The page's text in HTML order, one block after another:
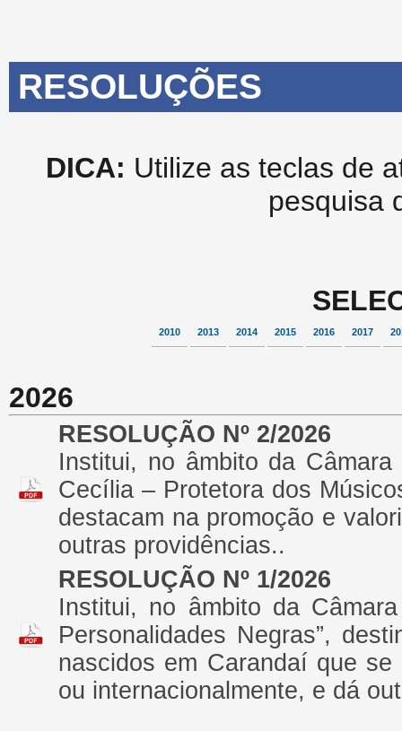
RESOLUÇÕES
DICA: Utilize as teclas de
pesquisa
2010 2013 2014 2015 2016 2017
2026
RESOLUÇÃO Nº 2/2026
Institui, no âmbito da
Cecília – Protetora dos
destacam na promoção e
outras providências..
RESOLUÇÃO Nº 1/2026
Institui, no âmbito da
Personalidades Negras”,
nascidos em Carandaí que
ou internacionalmente, e dá